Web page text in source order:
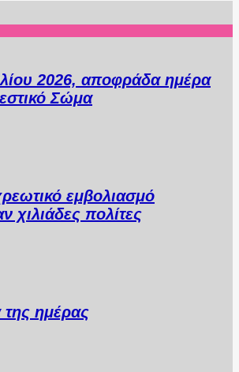
2026, αποφράδα ημέρα
Σώμα
εμβολιασμό
χιλιάδες πολίτες
ημέρας